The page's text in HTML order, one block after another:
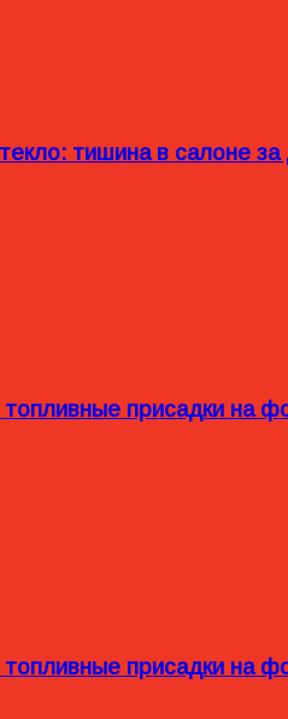
тишина в салоне за
присадки на
присадки на